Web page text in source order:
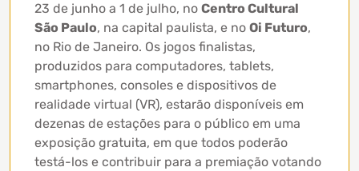
23 de junho a 1 de julho, no Centro Cultural
São Paulo, na capital paulista, e no Oi Futuro,
no Rio de Janeiro. Os jogos finalistas,
produzidos para computadores, tablets,
smartphones, consoles e dispositivos de
realidade virtual (VR), estarão disponíveis em
dezenas de estações para o público em uma
exposição gratuita, em que todos poderão
testá-los e contribuir para a premiação votando